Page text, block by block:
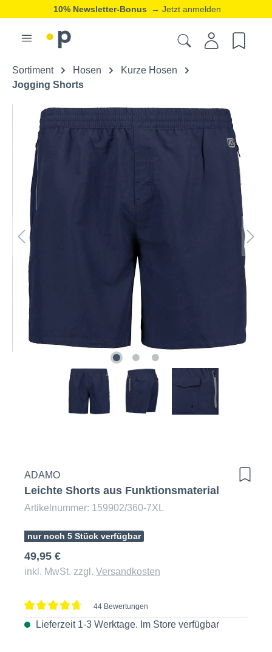
10% Newsletter-Bonus → Jetzt anmelden
Sortiment Hosen
Kurze Hosen
Jogging Shorts
ADAMO
Leichte Shorts aus Funktionsmaterial
Artikelnummer: 159902/360-7XL
nur noch 5 Stück verfügbar
49,95 €
inkl. MwSt. zzgl. Versandkosten
Durchschnittliche Bewertung von 4.6 von 5 Sternen
44 Bewertungen
Lieferzeit 1-3 Werktage. Im Store verfügbar